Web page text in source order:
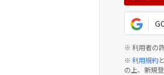
※ 利用者の
※利用規約と
の上、新規